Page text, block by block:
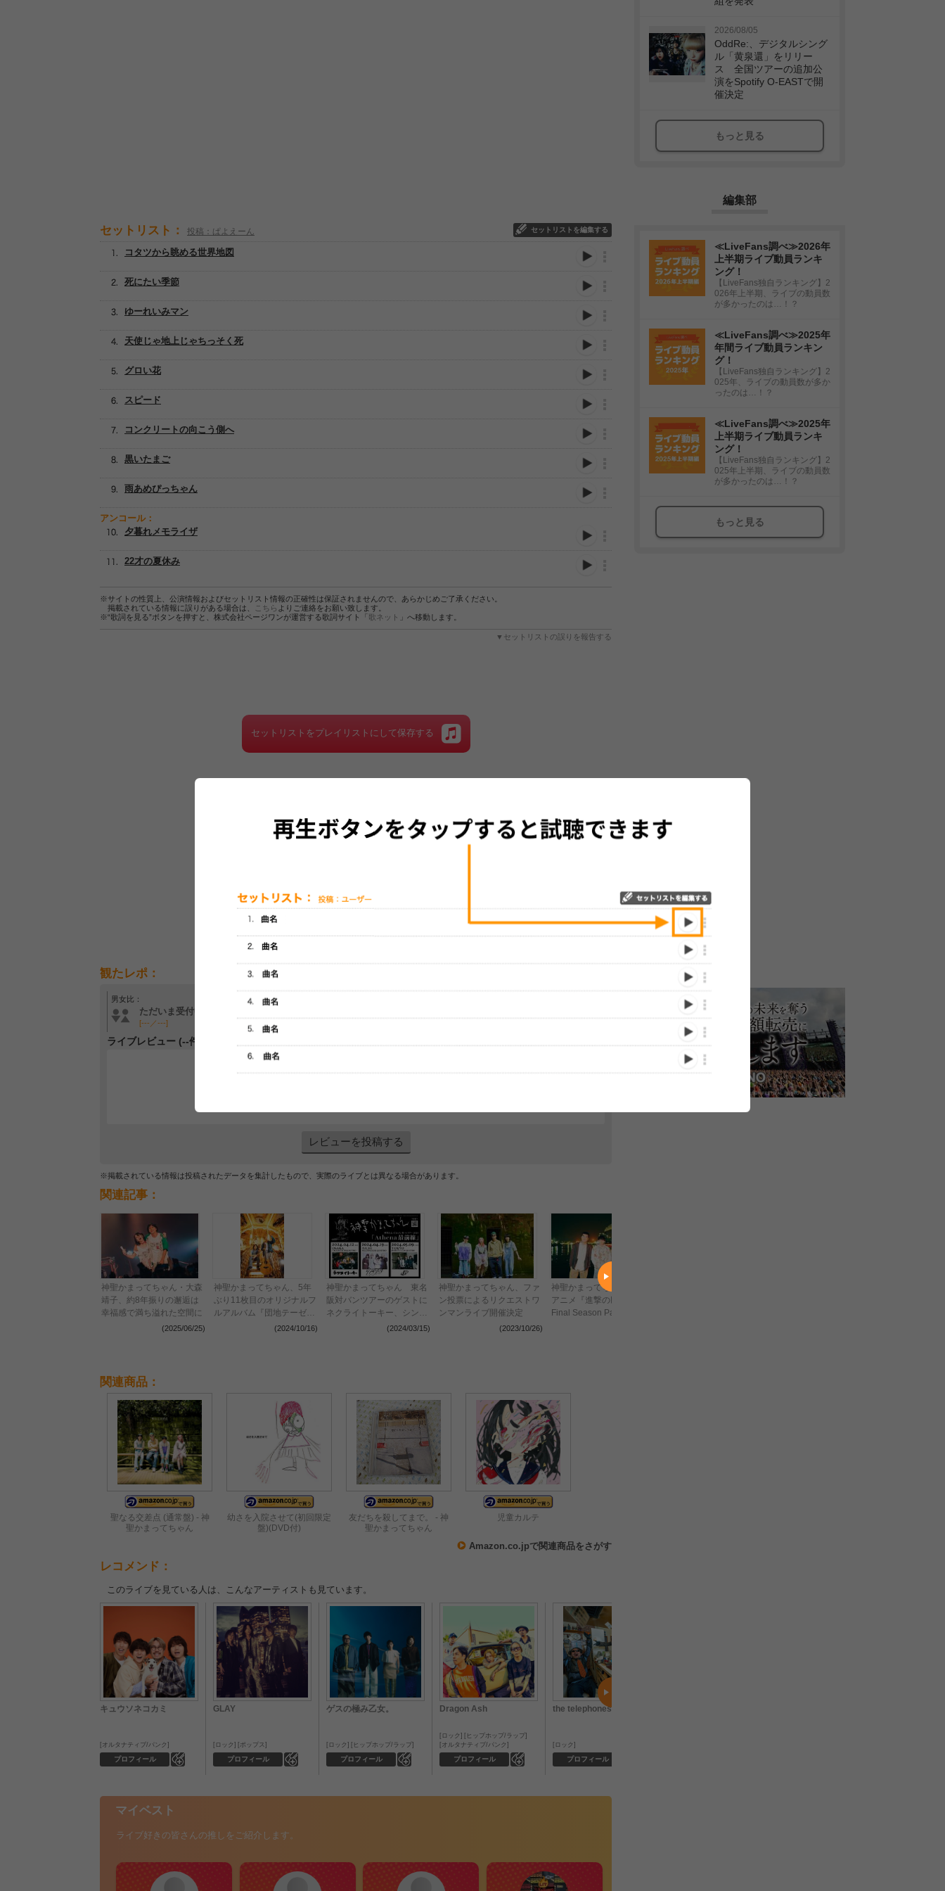
セットリスト： 投稿：ぱよえーん セットリストを編集する
ゆーれいみマン
スピード
コタツから眺める世界地図
グロい花
天使じゃ地上じゃちっそく死
死にたい季節
コンクリートの向こう側へ
黒いたまご
雨あめぴっちゃん
アンコール：
夕暮れメモライザ
22才の夏休み
※サイトの性質上、公演情報およびセットリスト情報の正確性は保証されませんので、あらかじめご了承ください。
掲載されている情報に誤りがある場合は、
こちら よりご連絡をお願い致します。
※“歌詞を見る”ボタンを押すと、株式会社ページワンが運営する歌詞サイト「歌ネット 」へ移動します。
▼セットリストの誤りを報告する
セットリストをプレイリストにして保存する
観たレポ：
男女比：
ただいま受付中です
[---／---]
年齢層：
ライブレビュー (--件)
レビューを投稿する
※掲載されている情報は投稿されたデータを集計したもので、実際のライブとは異なる場合があります。
関連記事：
神聖かまってちゃん・大森
靖子、約8年振りの邂逅は
幸福感で満ち溢れた空間に
(2025/06/25)
神聖かまってちゃん、5年
ぶり11枚目のオリジナルフ
ルアルバム『団地テーゼ』
発売決定＆収録曲「カエル
(2024/10/16)
神聖かまってちゃん 東名
阪対バンツアーのゲストに
ネクライトーキー、シンガ
ーズハイ、I'sが決定(2024/03/15)
神聖かまってちゃん、ファ
ン投票によるリクエストワ
ンマンライブ開催決定
(2023/10/26)
神聖かまってちゃん、TV
アニメ『進撃の巨人』The
Final Season Part 1のオー
関連商品：
聖なる交差点 (通常盤) - 神
聖かまってちゃん
幼さを入院させて(初回限定
盤)(DVD付)
友だちを殺してまで。 - 神
聖かまってちゃん
児童カルテ
Amazon.co.jpで関連商品をさがす
レコメンド：
このライブを見ている人は、こんなアーティストも見ています。
キュウソネコカミ
プロフィール
オルタナティブ/パンク
GLAY
プロフィール
ロック ポップス
ゲスの極み乙女。
プロフィール
ロック ヒップホップ/ラップ
Dragon Ash
プロフィール
ロック
ヒップホップ/ラップ
オルタナティブ/パンク
the telephones
プロフィール
ロック
マイベスト
ライブ好きの皆さんの推しをご紹介します。
2026/08/05
OddRe:、デジタルシング
ル「黄泉還」をリリー
ス 全国ツアーの追加公
演をSpotify O-EASTで開
催決定
もっと見る
編集部
≪LiveFans調べ≫2026年
上半期ライブ動員ランキ
ング！
【LiveFans独自ランキング】2
026年上半期、ライブの動員数
が多かったのは…！？
≪LiveFans調べ≫2025年
年間ライブ動員ランキン
グ！
【LiveFans独自ランキング】2
025年、ライブの動員数が多か
ったのは…！？
≪LiveFans調べ≫2025年
上半期ライブ動員ランキ
ング！
【LiveFans独自ランキング】2
025年上半期、ライブの動員数
が多かったのは…！？
もっと見る